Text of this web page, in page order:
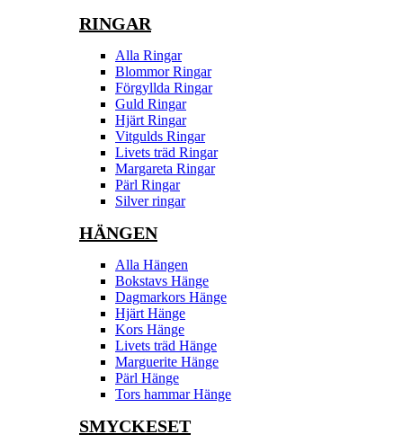
RINGAR
Alla Ringar
Blommor Ringar
Förgyllda Ringar
Guld Ringar
Hjärt Ringar
Vitgulds Ringar
Livets träd Ringar
Margareta Ringar
Pärl Ringar
Silver ringar
HÄNGEN
Alla Hängen
Bokstavs Hänge
Dagmarkors Hänge
Hjärt Hänge
Kors Hänge
Livets träd Hänge
Marguerite Hänge
Pärl Hänge
Tors hammar Hänge
SMYCKESET